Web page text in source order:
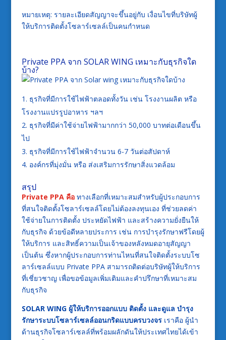
หมายเหตุ: รายละเอียดสัญญาจะขึ้นอยู่กับ เงื่อนไขที่บริษัทผู้
ให้บริการติดตั้งโซลาร์เซลล์เป็นคนกำหนด
Private PPA จาก SOLAR WING เหมาะกับธุรกิจใด
บ้าง?
ธุรกิจที่มีการใช้ไฟฟ้าตลอดทั้งวัน เช่น โรงงานผลิต หรือ
โรงงานแปรรูปอาหาร ฯลฯ
ธุรกิจที่มีค่าใช้จ่ายไฟฟ้ามากกว่า 50,000 บาทต่อเดือนขึ้น
ไป
ธุรกิจที่มีการใช้ไฟฟ้าจำนวน 6-7 วันต่อสัปดาห์
องค์กรที่มุ่งมั่น หรือ ส่งเสริมการรักษาสิ่งแวดล้อม
สรุป
Private PPA คือ ทางเลือกที่เหมาะสมสำหรับผู้ประกอบการ
ที่สนใจติดตั้งโซลาร์เซลล์โดยไม่ต้องลงทุนเอง ที่ช่วยลดค่า
ใช้จ่ายในการติดตั้ง ประหยัดไฟฟ้า และสร้างความยั่งยืนให้
กับธุรกิจ ด้วยข้อดีหลายประการ เช่น การบำรุงรักษาฟรีโดยผู้
ให้บริการ และสิทธิ์ความเป็นเจ้าของหลังหมดอายุสัญญา
เป็นต้น ซึ่งหากผู้ประกอบการท่านไหนที่สนใจติดตั้งระบบโซ
ลาร์เซลล์แบบ Private PPA สามารถติดต่อบริษัทผู้ให้บริการ
ที่เชี่ยวชาญ เพื่อขอข้อมูลเพิ่มเติมและคำปรึกษาที่เหมาะสม
กับธุรกิจ
SOLAR WING ผู้ให้บริการออกแบบ ติดตั้ง และดูแล บำรุง
รักษาระบบโซลาร์เซลล์ออนกริดแบบครบวงจรเราคือ ผู้นำ
ด้านธุรกิจโซลาร์เซลล์ที่พร้อมผลักดันให้ประเทศไทยได้เข้า